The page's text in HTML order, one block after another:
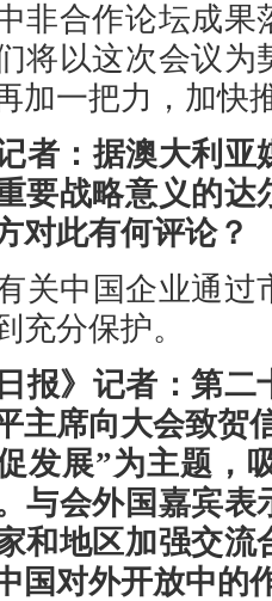
非合作论坛成
将以这次会议
加一把力，加快
者：据澳大利
要战略意义的
对此有何评论？
关中国企业通
充分保护。
日报》记者：第
主席向大会致贺
发展”为主题，
与会外国嘉宾
和地区加强交
国对外开放中的